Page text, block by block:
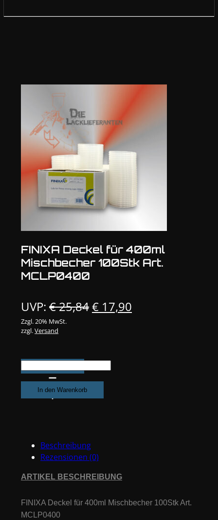
FINIXA Deckel für 400ml
Mischbecher 100Stk Art.
MCLP0400
UVP: €25,84Ursprünglicher
€ 25,84
€ 17,90
Zzgl. 20% MwSt.
zzgl.Versand
FINIXA
Deckel
400ml
MCLP0400
Menge
In den Warenkorb
Beschreibung
Rezensionen (0)
ARTIKEL BESCHREIBUNG
FINIXA Deckel für 400ml Mischbecher 100Stk Art.
MCLP0400